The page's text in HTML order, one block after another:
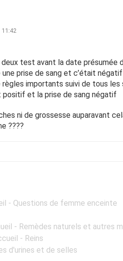
deux test avant la date présumée
prise de sang et c’était
règles importants suivi de tous les
positif et la prise de sang négatif
ni de grossesse auparavant
????
- Questions de femme enceinte
- Remèdes naturels et autres
- Reins
d'urines et de selles